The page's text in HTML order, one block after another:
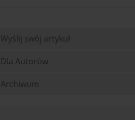
Wyślij swój artykuł
Dla Autorów
Archiwum